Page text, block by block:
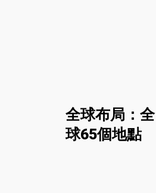
add_location
全球布局：全
球65個地點